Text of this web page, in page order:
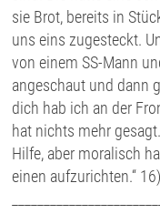
sie Brot, bereits in
uns eins zugesteckt.
von einem SS-Mann
angeschaut und dann
dich hab ich an der
hat nichts mehr
Hilfe, aber moralisch
einen aufzurichten.“ 16)